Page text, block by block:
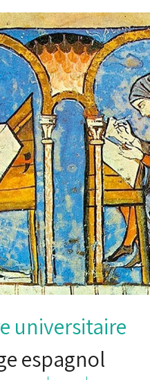
universitaire
espagnol